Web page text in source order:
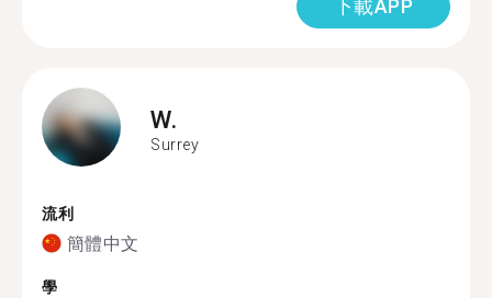
下載APP
W.
Surrey
流利
簡體中文
學